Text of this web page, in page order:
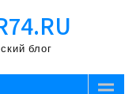
блог